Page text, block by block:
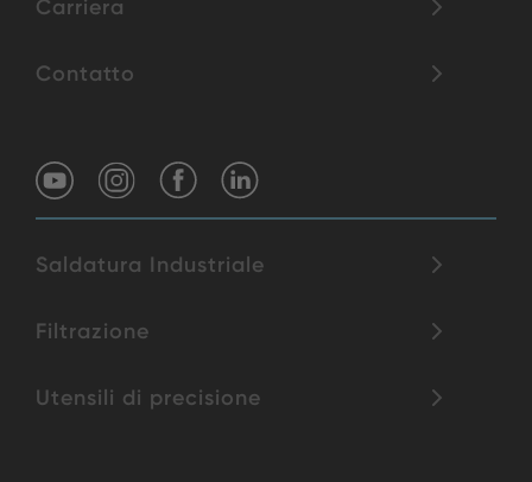
Carriera
Contatto
Saldatura Industriale
Filtrazione
Utensili di precisione